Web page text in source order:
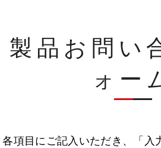
製品お問い
ォー
各項目にご記入いただき、「入